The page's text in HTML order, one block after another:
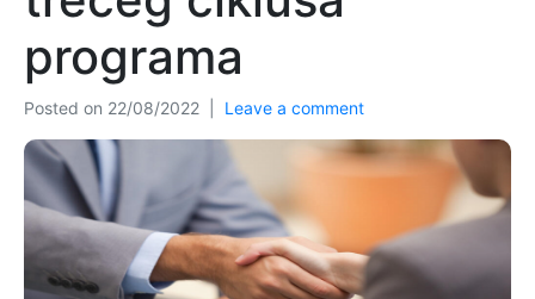
programa
Posted on 22/08/2022 Leave a comment